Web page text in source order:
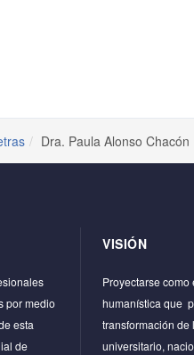
Dra. Paula Alonso Chacón
por medio
esta
de
VISIÓN
Proyectarse como
humanística que
transformación de
universitario,